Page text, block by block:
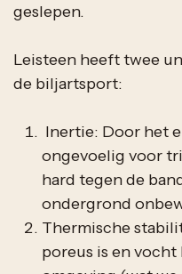
geslepen.
Leisteen heeft twee
de biljartsport:
Inertie: Door het
ongevoelig voor
hard tegen de
ondergrond
Thermische
poreus is en